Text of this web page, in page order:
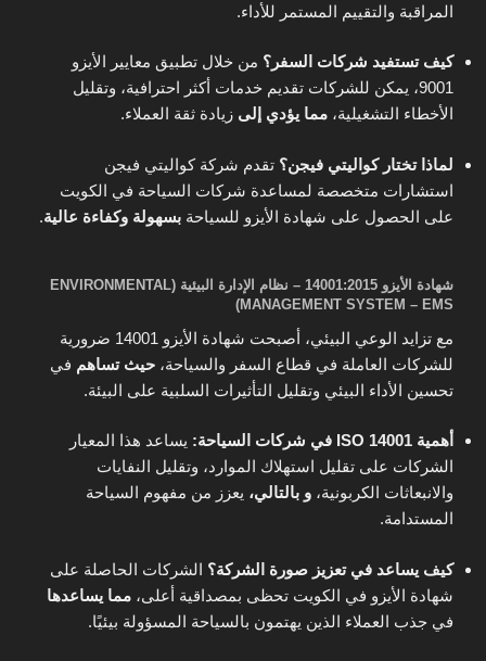
المراقبة والتقييم المستمر للأداء.
كيف تستفيد شركات السفر؟ من خلال تطبيق معايير الأيزو
9001، يمكن للشركات تقديم خدمات أكثر احترافية، وتقليل
الأخطاء التشغيلية، مما يؤدي إلى زيادة ثقة العملاء.
لماذا تختار كواليتي فيجن؟ تقدم شركة كواليتي فيجن
استشارات متخصصة لمساعدة شركات السياحة في الكويت
على الحصول على شهادة الأيزو للسياحة بسهولة وكفاءة عالية.
شهادة الأيزو 14001:2015 – نظام الإدارة البيئية (ENVIRONMENTAL
MANAGEMENT SYSTEM – EMS)
مع تزايد الوعي البيئي، أصبحت شهادة الأيزو 14001 ضرورية
للشركات العاملة في قطاع السفر والسياحة، حيث تساهم في
تحسين الأداء البيئي وتقليل التأثيرات السلبية على البيئة.
أهمية ISO 14001 في شركات السياحة:
يساعد هذا المعيار
الشركات على تقليل استهلاك الموارد، وتقليل النفايات
والانبعاثات الكربونية، و بالتالي، يعزز من مفهوم السياحة
المستدامة.
كيف يساعد في تعزيز صورة الشركة؟ الشركات الحاصلة على
شهادة الأيزو في الكويت تحظى بمصداقية أعلى، مما يساعدها
في جذب العملاء الذين يهتمون بالسياحة المسؤولة بيئيًا.